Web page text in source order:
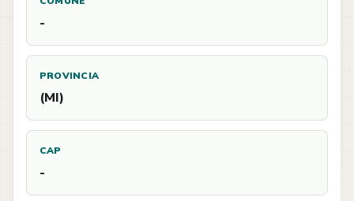
-
PROVINCIA
(MI)
CAP
-